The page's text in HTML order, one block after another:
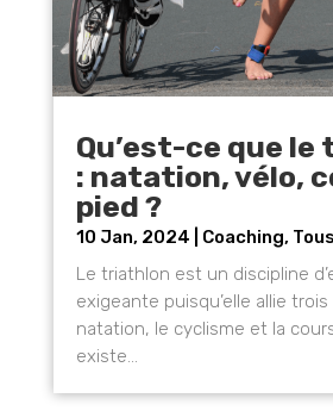
Qu’est-ce que
: natation, vélo,
pied ?
10 Jan, 2024 Coaching,
Le triathlon est un discipline
exigeante puisqu’elle allie
natation, le cyclisme et la
existe...